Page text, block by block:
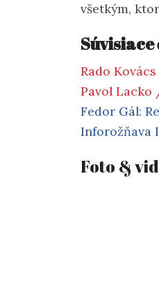
všetkým,
Rado
Pavol Lacko
Fedor Gál:
Inforožňava
Foto &